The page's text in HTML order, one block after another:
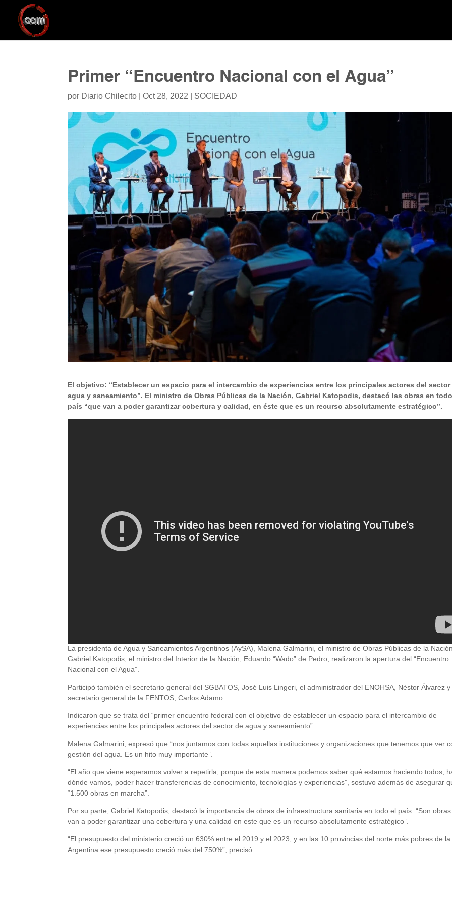
Primer “Encuentro Nacional con el Agua”
por Diario Chilecito |Oct 28, 2022 SOCIEDAD
El objetivo: “Establecer un espacio para el intercambio de experiencias entre los principales actores del sector
agua y saneamiento”. El ministro de Obras Públicas de la Nación, Gabriel Katopodis, destacó las obras en
país “que van a poder garantizar cobertura y calidad, en éste que es un recurso absolutamente estratégico”.
La presidenta de Agua y Saneamientos Argentinos (AySA), Malena Galmarini, el ministro de Obras Públicas de la
Gabriel Katopodis, el ministro del Interior de la Nación, Eduardo “Wado” de Pedro, realizaron la apertura del “Encuentro
Nacional con el Agua”.
Participó también el secretario general del SGBATOS, José Luis Lingeri, el administrador del ENOHSA, Néstor Álvarez
secretario general de la FENTOS, Carlos Adamo.
Indicaron que se trata del “primer encuentro federal con el objetivo de establecer un espacio para el intercambio de
experiencias entre los principales actores del sector de agua y saneamiento”.
Malena Galmarini, expresó que “nos juntamos con todas aquellas instituciones y organizaciones que tenemos que ver
gestión del agua. Es un hito muy importante”.
“El año que viene esperamos volver a repetirla, porque de esta manera podemos saber qué estamos haciendo todos,
dónde vamos, poder hacer transferencias de conocimiento, tecnologías y experiencias”, sostuvo además de asegurar
“1.500 obras en marcha”.
Por su parte, Gabriel Katopodis, destacó la importancia de obras de infraestructura sanitaria en todo el país: “Son
van a poder garantizar una cobertura y una calidad en este que es un recurso absolutamente estratégico”.
“El presupuesto del ministerio creció un 630% entre el 2019 y el 2023, y en las 10 provincias del norte más pobres de la
Argentina ese presupuesto creció más del 750%”, precisó.